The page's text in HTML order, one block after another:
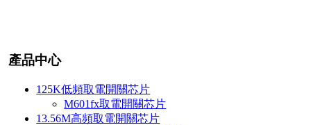
產品中心
125K低頻取電開關芯片
M601fx取電開關芯片
13.56M高頻取電開關芯片